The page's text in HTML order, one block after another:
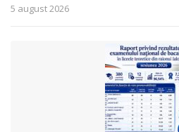
5 august 2026